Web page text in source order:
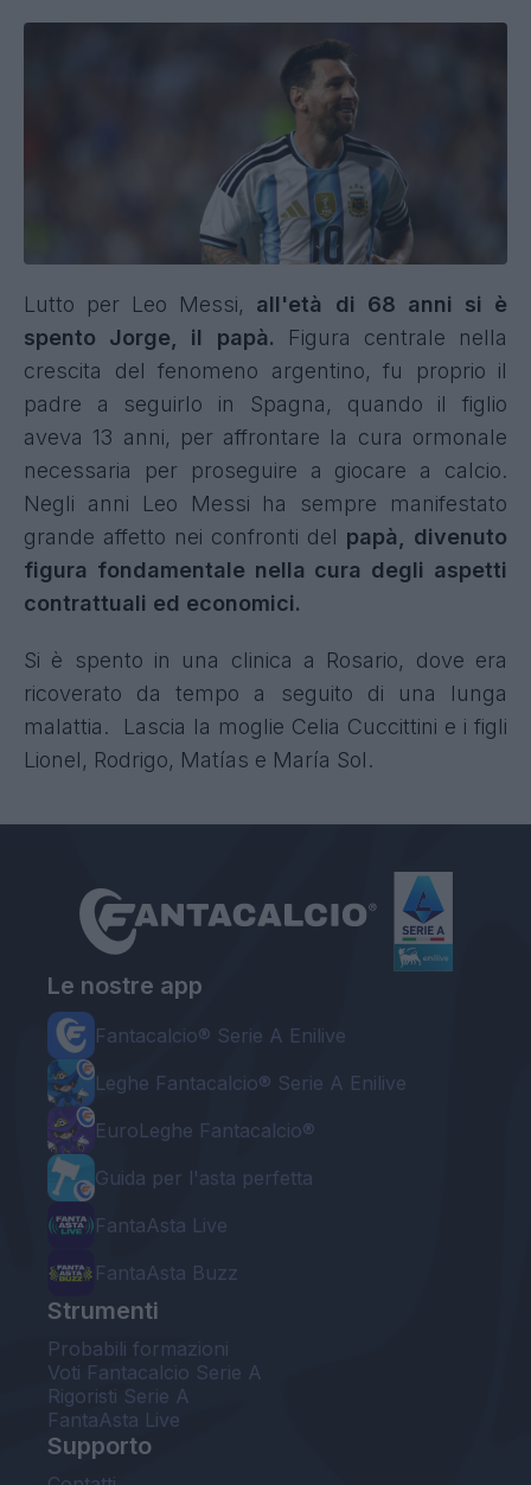
Lutto per Leo Messi, all'età di 68 anni si è
spento Jorge, il papà. Figura centrale nella
crescita del fenomeno argentino, fu proprio il
padre a seguirlo in Spagna, quando il figlio
aveva 13 anni, per affrontare la cura ormonale
necessaria per proseguire a giocare a calcio.
Negli anni Leo Messi ha sempre manifestato
grande affetto nei confronti del papà, divenuto
figura fondamentale nella cura degli aspetti
contrattuali ed economici.
Si è spento in una clinica a Rosario, dove era
ricoverato da tempo a seguito di una lunga
malattia.
Lascia la moglie Celia Cuccittini e i figli
Lionel, Rodrigo, Matías e María Sol.
Le nostre app
Fantacalcio® Serie A Enilive
Leghe Fantacalcio® Serie A Enilive
EuroLeghe Fantacalcio®
Guida per l'asta perfetta
FantaAsta Live
FantaAsta Buzz
Strumenti
Probabili formazioni
Voti Fantacalcio Serie A
Rigoristi Serie A
FantaAsta Live
Supporto